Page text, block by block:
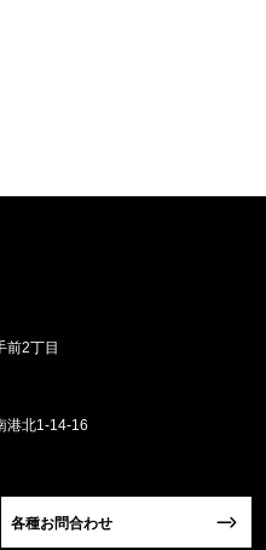
前2丁目
港北1-14-16
各種お問合わせ